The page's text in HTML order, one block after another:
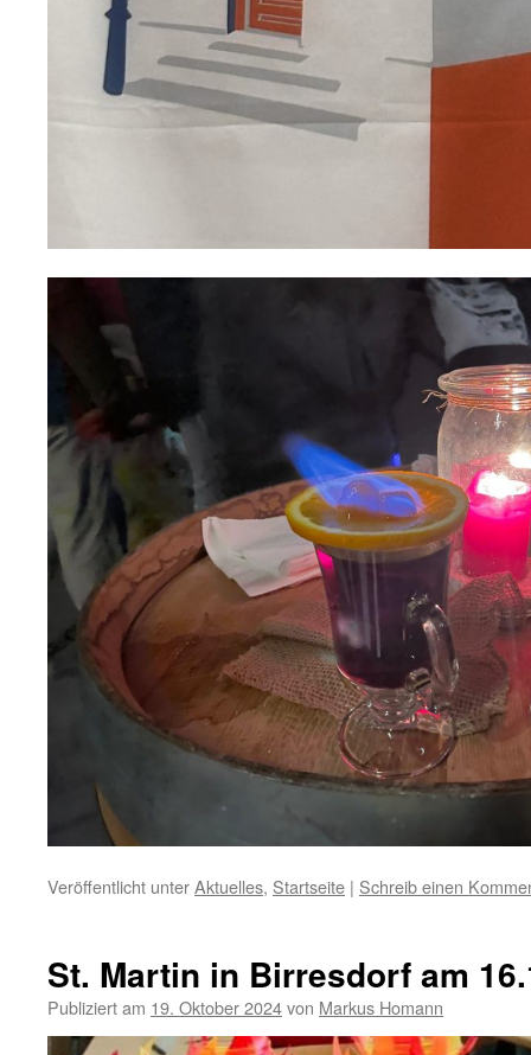
Veröffentlicht unterAktuelles, Startseite | Schreib einen
St. Martin in Birresdorf am
Publiziert am 19. Oktober 2024von Markus Homann